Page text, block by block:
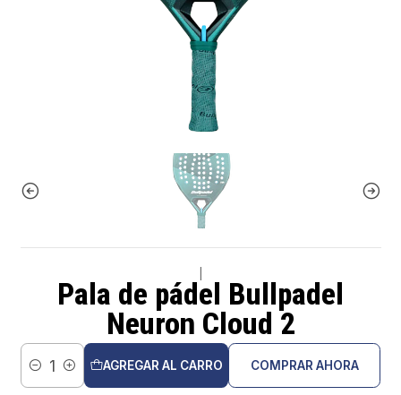
Pala de pádel Bullpadel
Neuron Cloud 2
Cantidad
AGREGAR AL CARRO COMPRAR AHORA